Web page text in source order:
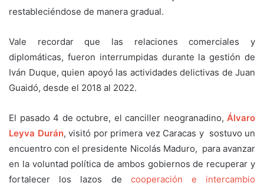
restableciéndose de manera gradual.
Vale recordar que las relaciones comerciales y
diplomáticas, fueron interrumpidas durante la gestión de
Iván Duque, quien apoyó las actividades delictivas de Juan
Guaidó, desde el 2018 al 2022.
El pasado 4 de octubre, el canciller neogranadino, Álvaro
Leyva Durán, visitó por primera vez Caracas y sostuvo un
encuentro con el presidente Nicolás Maduro, para avanzar
en la voluntad política de ambos gobiernos de recuperar y
fortalecer los lazos de cooperación e intercambio